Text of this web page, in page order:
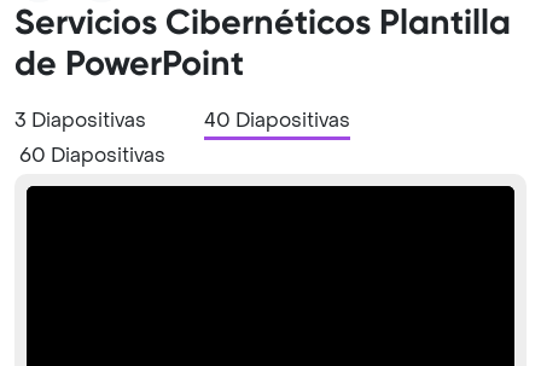
Servicios Cibernéticos Plantilla
de PowerPoint
3 Diapositivas
40 Diapositivas
60 Diapositivas